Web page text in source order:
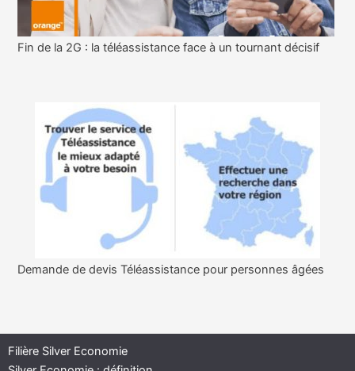
Fin de la 2G : la téléassistance face à un tournant décisif
Demande de devis Téléassistance pour personnes âgées
Filière Silver Economie